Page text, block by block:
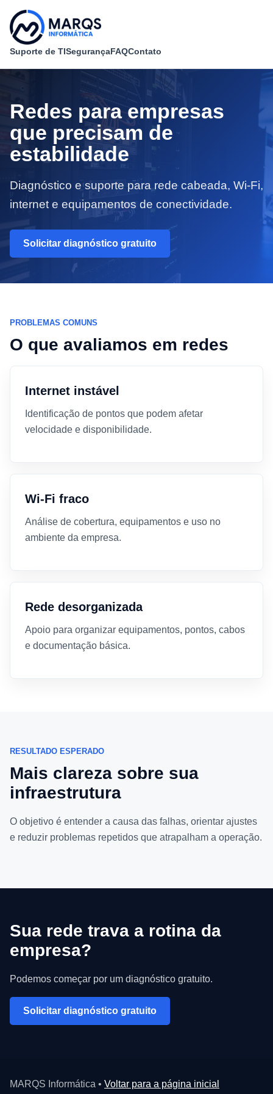
Suporte de TISegurançaFAQContato
Redes para empresas
que precisam de
estabilidade
Diagnóstico e suporte para rede cabeada, Wi-Fi,
internet e equipamentos de conectividade.
Solicitar diagnóstico gratuito
PROBLEMAS COMUNS
O que avaliamos em redes
Internet instável
Identificação de pontos que podem afetar
velocidade e disponibilidade.
Wi-Fi fraco
Análise de cobertura, equipamentos e uso no
ambiente da empresa.
Rede desorganizada
Apoio para organizar equipamentos, pontos, cabos
e documentação básica.
RESULTADO ESPERADO
Mais clareza sobre sua
infraestrutura
O objetivo é entender a causa das falhas, orientar ajustes
e reduzir problemas repetidos que atrapalham a operação.
Sua rede trava a rotina da
empresa?
Podemos começar por um diagnóstico gratuito.
Solicitar diagnóstico gratuito
MARQS Informática • Voltar para a página inicial